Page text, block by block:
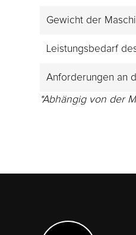
Gewicht der
Leistungsbedarf
Anforderungen an
*Abhängig von der